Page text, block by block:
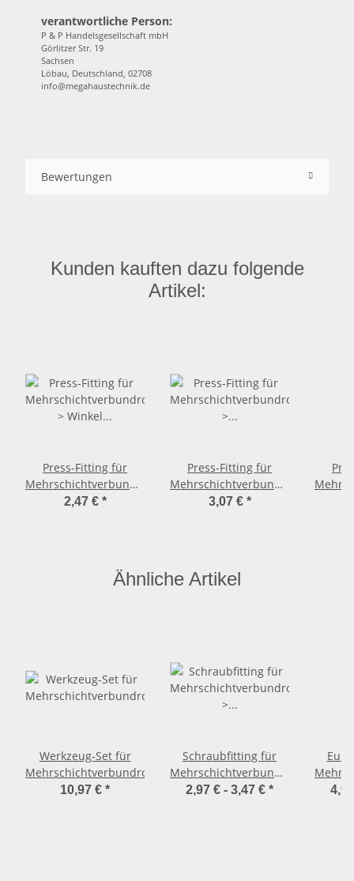
verantwortliche Person:
P & P Handelsgesellschaft mbH
Görlitzer Str. 19
Sachsen
Löbau, Deutschland, 02708
info@megahaustechnik.de
Bewertungen
Kunden kauften dazu folgende
Artikel:
Press-Fitting für
Mehrschichtverbundrohr
> Winkel 90 Grad (i-i)
2,47 € *
Press-Fitting für
Mehrschichtverbundrohr
> T-Stück (i-i-i) Ø 16,0
3,07 € *
Ähnliche Artikel
Werkzeug-Set für
Mehrschichtverbundrohr
10,97 € *
Schraubfitting für
Mehrschichtverbundrohr
> Wandwinkel mit
2,97 € - 3,47 € *